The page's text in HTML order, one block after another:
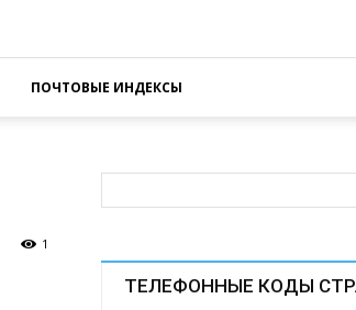
ПОЧТОВЫЕ ИНДЕКСЫ
1
ТЕЛЕФОННЫЕ КОДЫ